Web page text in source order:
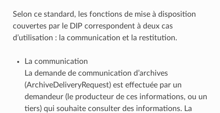
Selon ce standard, les fonctions de mise à disposition
couvertes par le DIP correspondent à deux cas
d’utilisation : la communication et la restitution.
La communication
La demande de communication d’archives
(ArchiveDeliveryRequest) est effectuée par un
demandeur (le producteur de ces informations, ou un
tiers) qui souhaite consulter des informations. La